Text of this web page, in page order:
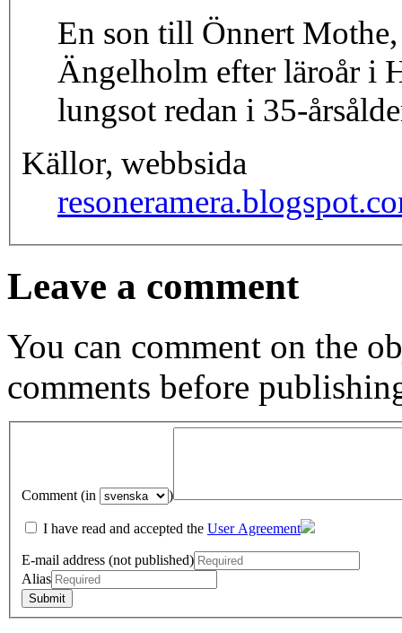
En son till Önnert
Ängelholm efter läroår i
lungsot redan i 35-
Källor, webbsida
Leave a comment
You can comment on the
comments before
Comment (in )
I have read and accepted the User Agreement
E-mail address (not published)
Alias